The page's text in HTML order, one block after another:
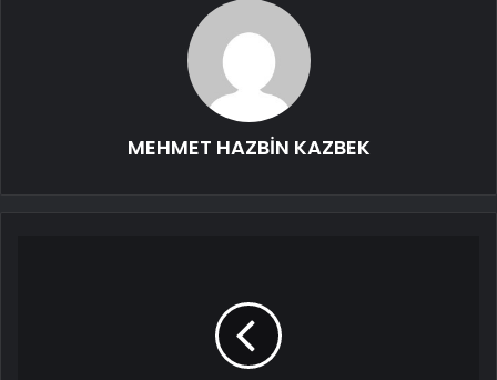
MEHMET HAZBİN KAZBEK